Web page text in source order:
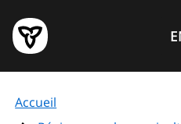
au
contenu
principal
Page
d'accueil
de
Accueil